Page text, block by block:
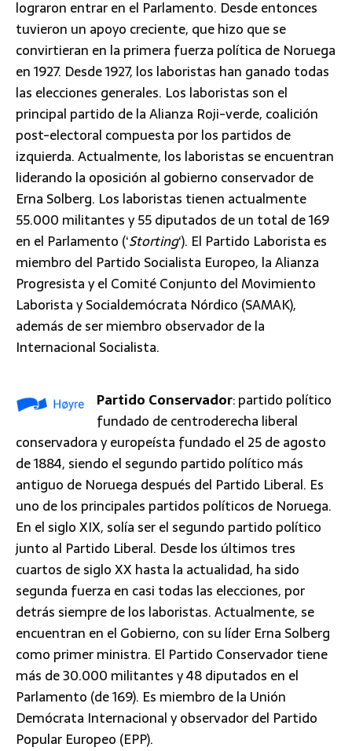
lograron entrar en el Parlamento. Desde entonces
tuvieron un apoyo creciente, que hizo que se
convirtieran en la primera fuerza política de Noruega
en 1927. Desde 1927, los laboristas han ganado todas
las elecciones generales. Los laboristas son el
principal partido de la Alianza Roji-verde, coalición
post-electoral compuesta por los partidos de
izquierda. Actualmente, los laboristas se encuentran
liderando la oposición al gobierno conservador de
Erna Solberg. Los laboristas tienen actualmente
55.000 militantes y 55 diputados de un total de 169
en el Parlamento (‘Storting‘). El Partido Laborista es
miembro del Partido Socialista Europeo, la Alianza
Progresista y el Comité Conjunto del Movimiento
Laborista y Socialdemócrata Nórdico (SAMAK),
además de ser miembro observador de la
Internacional Socialista.
Partido Conservador: partido político
fundado de centroderecha liberal
conservadora y europeísta fundado el 25 de agosto
de 1884, siendo el segundo partido político más
antiguo de Noruega después del Partido Liberal. Es
uno de los principales partidos políticos de Noruega.
En el siglo XIX, solía ser el segundo partido político
junto al Partido Liberal. Desde los últimos tres
cuartos de siglo XX hasta la actualidad, ha sido
segunda fuerza en casi todas las elecciones, por
detrás siempre de los laboristas. Actualmente, se
encuentran en el Gobierno, con su líder Erna Solberg
como primer ministra. El Partido Conservador tiene
más de 30.000 militantes y 48 diputados en el
Parlamento (de 169). Es miembro de la Unión
Demócrata Internacional y observador del Partido
Popular Europeo (EPP).